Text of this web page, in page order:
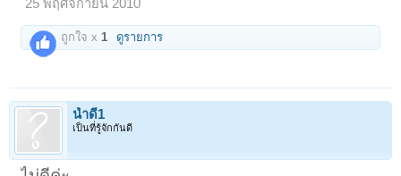
25 พฤศจิกายน 2010
ถูกใจ x1 ดูรายการ
น้ำดี1
เป็นที่รู้จักกันดี